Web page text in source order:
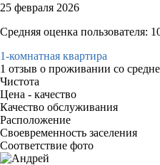
25 февраля 2026
Средняя оценка пользователя:
1-комнатная квартира
1 отзыв о проживании со
Чистота
Цена - качество
Качество обслуживания
Расположение
Своевременность заселения
Соответствие фото